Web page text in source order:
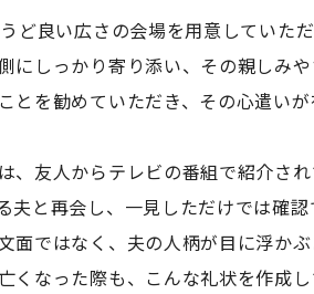
良い広さの会場を用意していた
しっかり寄り添い、その親しみ
を勧めていただき、その心遣い
友人からテレビの番組で紹介さ
と再会し、一見しただけでは確
ではなく、夫の人柄が目に浮か
なった際も、こんな礼状を作成